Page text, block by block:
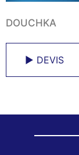
DOUCHKA
► DEVIS